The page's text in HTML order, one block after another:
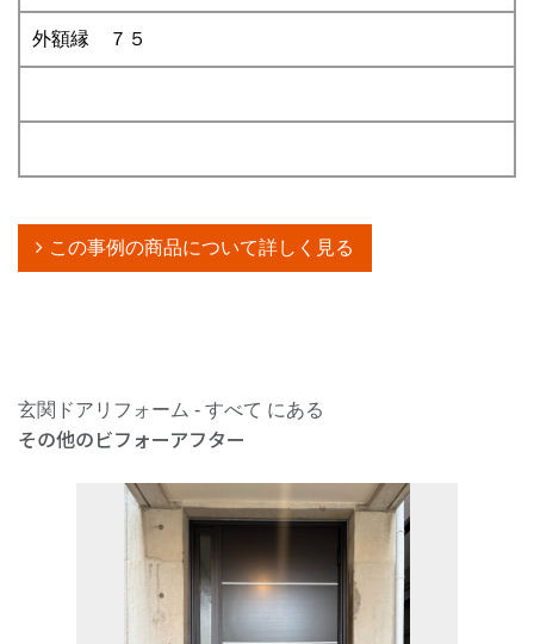
外額縁 ７５
この事例の商品について詳しく見る
玄関ドアリフォーム - すべて にある
その他のビフォーアフター